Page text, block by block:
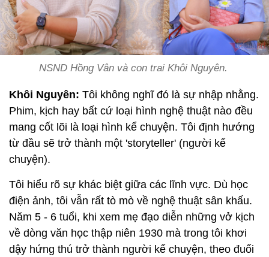
NSND Hồng Vân và con trai Khôi Nguyên.
Khôi Nguyên: Tôi không nghĩ đó là sự nhập nhằng.
Phim, kịch hay bất cứ loại hình nghệ thuật nào đều
mang cốt lõi là loại hình kể chuyện. Tôi định hướng
từ đầu sẽ trở thành một 'storyteller' (người kể
chuyện).
Tôi hiểu rõ sự khác biệt giữa các lĩnh vực. Dù học
điện ảnh, tôi vẫn rất tò mò về nghệ thuật sân khấu.
Năm 5 - 6 tuổi, khi xem mẹ đạo diễn những vở kịch
về dòng văn học thập niên 1930 mà trong tôi khơi
dậy hứng thú trở thành người kể chuyện, theo đuổi